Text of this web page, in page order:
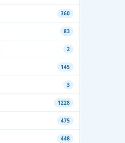
360
83
2
145
3
1228
475
448